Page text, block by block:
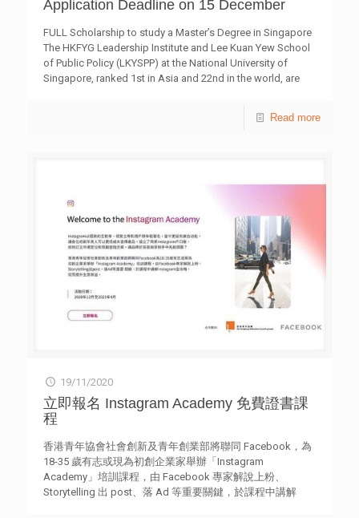
青年，成為一個屬於青年、發展潛能和鍛鍊的活動場所。在
專業服務方面，青年空間積極發展三大支柱服務，包括學業
支援、進修增值和社會體驗。當中設有M21社區媒體製作
站，鼓勵青年發揮創意與想像力，加強對社區的歸屬感與互
動；近年更增設LEAD Lab和uKitchen，分別提供社區創意科
而「社區體育」計劃則致力培養青年對團隊運動的興趣，從
共享。詳情可瀏覽網站hkfyg.org.hk。 *活動舉行日期 負
責單位 2020年11月21日 賽馬會祥華青年空間 2021年1月23
日 賽馬會乙明青年空間 2021年2月20日 賽馬會橫頭磡青年
空間 2021年2月27日 洪水橋青年空間 2021年3月6日 賽馬會
天耀青年空間 2021年3月27日 賽馬會天悅青年空間 *活動日
期將因應疫情，可能有所變動。
Application Deadline on 15 December
FULL Scholarship to study a Master’s Degree in Singapore
The HKFYG Leadership Institute and Lee Kuan Yew School
of Public Policy (LKYSPP) at the National University of
Singapore, ranked 1st in Asia and 22nd in the world, are
young talents professionally with a wider vision and
HKFYG. Exclusive pre-assessment and assistance will be
provided by LKYSPP to our nominees to submit the best
application and stand a[…]
Read more
19/11/2020
立即報名 Instagram Academy 免費證書課
程
香港青年協會社會創新及青年創業部將聯同 Facebook，為
18-35 歲有志或現為初創企業家舉辦「Instagram
Academy」培訓課程，由 Facebook 專家解說上粉、
Storytelling 出 post、落 Ad 等重要關鍵，於課程中講解